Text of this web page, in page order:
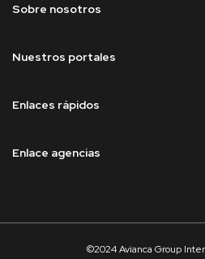
Sobre nosotros
Nuestros portales
Enlaces rápidos
Enlace agencias
©2024 Avianca Group